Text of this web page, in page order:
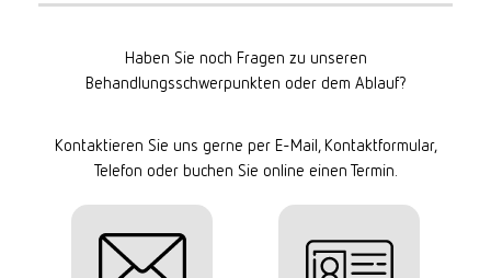
Haben Sie noch Fragen zu unseren
Behandlungsschwerpunkten oder dem Ablauf?
Kontaktieren Sie uns gerne per E-Mail, Kontaktformular,
Telefon oder buchen Sie online einen Termin.